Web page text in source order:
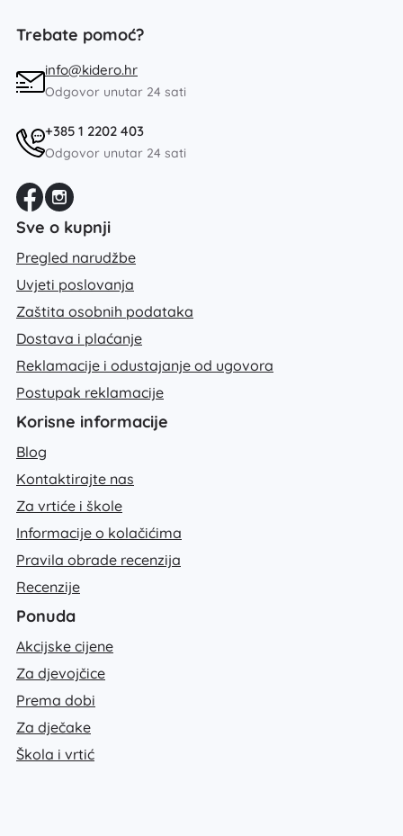
Trebate pomoć?
info@kidero.hr
Odgovor unutar 24 sati
+385 1 2202 403
Odgovor unutar 24 sati
Sve o kupnji
Pregled narudžbe
Uvjeti poslovanja
Zaštita osobnih podataka
Dostava i plaćanje
Reklamacije i odustajanje od ugovora
Postupak reklamacije
Korisne informacije
Blog
Kontaktirajte nas
Za vrtiće i škole
Informacije o kolačićima
Pravila obrade recenzija
Recenzije
Ponuda
Akcijske cijene
Za djevojčice
Prema dobi
Za dječake
Škola i vrtić